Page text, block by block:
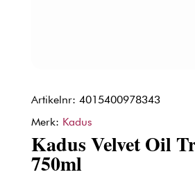
Artikelnr: 4015400978343
Merk: Kadus
Kadus Velvet Oil
750ml